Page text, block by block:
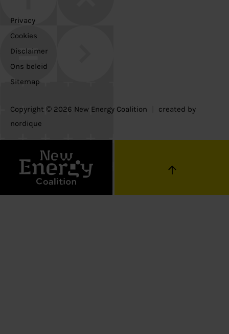
Copyright © 2026 New Energy Coalition
created by
nordique
Privacy
Cookies
Disclaimer
Ons beleid
Sitemap